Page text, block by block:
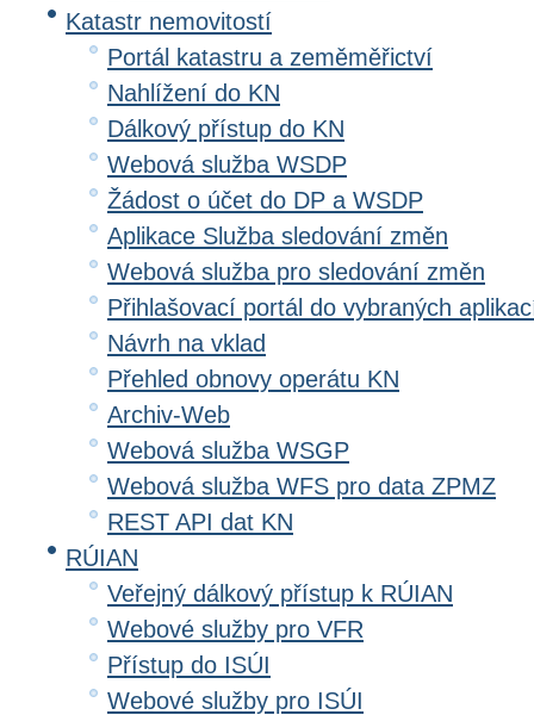
Katastr nemovitostí
Portál katastru a zeměměřictví
Nahlížení do KN
Dálkový přístup do KN
Webová služba WSDP
Žádost o účet do DP a WSDP
Aplikace Služba sledování změn
Webová služba pro sledování změn
Přihlašovací portál do vybraných
Návrh na vklad
Přehled obnovy operátu KN
Archiv-Web
Webová služba WSGP
Webová služba WFS pro data ZPMZ
REST API dat KN
RÚIAN
Veřejný dálkový přístup k RÚIAN
Webové služby pro VFR
Přístup do ISÚI
Webové služby pro ISÚI